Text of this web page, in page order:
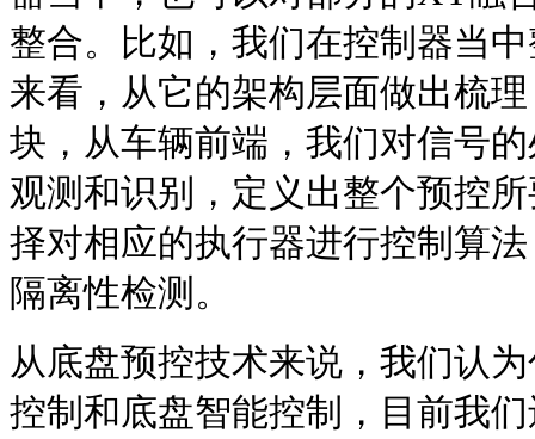
整合。比如，我们在控制器当
来看，从它的架构层面做出梳
块，从车辆前端，我们对信号
观测和识别，定义出整个预控
择对相应的执行器进行控制算
隔离性检测。
从底盘预控技术来说，我们认
控制和底盘智能控制，目前我